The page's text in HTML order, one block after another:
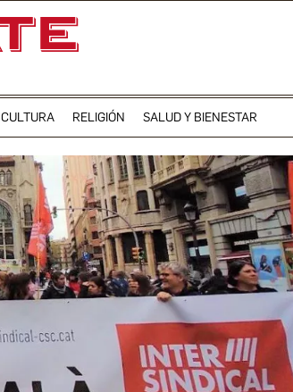
CULTURA RELIGIÓN SALUD Y BIENESTAR